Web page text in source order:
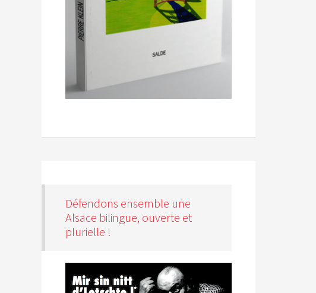
Défendons ensemble une
Alsace bilingue, ouverte et
plurielle !